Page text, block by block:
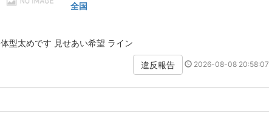
全国
体型太めです 見せあい希望 ライン
違反報告 2026-08-08 20:58:07